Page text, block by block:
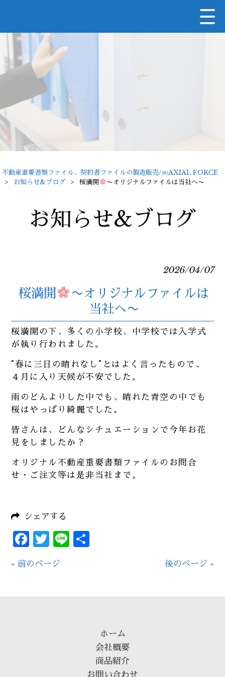
不動産重要書類ファイル、契約書ファイルの製造販売/㈱AXIAL FORCE
>
お知らせ&ブログ > 桜満開 〜オリジナルファイルは当社へ〜
お知らせ&ブログ
2026/04/07
桜満開
〜オリジナルファイルは
当社へ〜
桜満開の下、多くの小学校、中学校では入学式
が執り行われました。
"春に三日の晴れなし"とはよく言ったもので、
４月に入り天候が不安でした。
雨のどんよりした中でも、晴れた青空の中でも
桜はやっぱり綺麗でした。
皆さんは、どんなシチュエーションで今年お花
見をしましたか？
オリジナル不動産重要書類ファイルのお問合
せ・ご注文等は是非当社まで。
シェアする
Facebook
Twitter
Line
« 前のページ 後のページ »
ホーム
会社概要
商品紹介
お問い合わせ